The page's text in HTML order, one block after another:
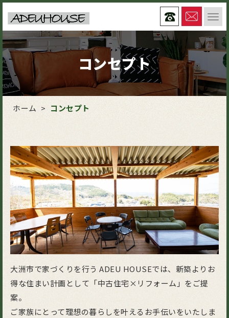
コンセプト
ホーム > コンセプト
大洲市で家づくりを行う ADEU HOUSEでは、新築よりお
得な住まい計画として「中古住宅×リフォーム」をご提
案。
ご家族にとって理想の暮らしを叶えるお手伝いをいたしま